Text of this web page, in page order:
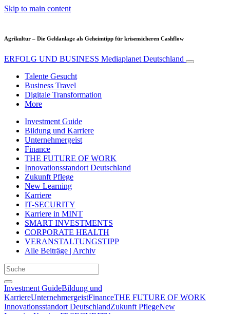
Skip to main content
Agrikultur – Die Geldanlage als Geheimtipp für krisensicheren Cashflow
ERFOLG UND BUSINESS Mediaplanet Deutschland
Talente Gesucht
Business Travel
Digitale Transformation
More
Investment Guide
Bildung und Karriere
Unternehmergeist
Finance
THE FUTURE OF WORK
Innovationsstandort Deutschland
Zukunft Pflege
New Learning
Karriere
IT-SECURITY
Karriere in MINT
SMART INVESTMENTS
CORPORATE HEALTH
VERANSTALTUNGSTIPP
Alle Beiträge | Archiv
Investment GuideBildung und
KarriereUnternehmergeistFinanceTHE FUTURE OF WORK
Innovationsstandort DeutschlandZukunft PflegeNew